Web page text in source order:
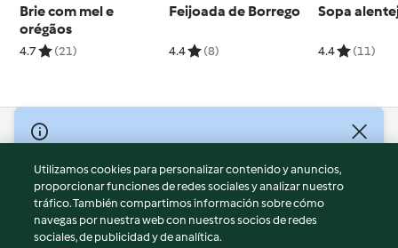
Brie com mel e
orégãos
4.7 (21)
Feijoada de Borrego
4.4 (8)
Sopa
4.4 (11)
© Copyright 2026
Términos de uso
Política de privacidad
Aviso legal
Información legal
Utilizamos cookies para personalizar contenido y anuncios,
proporcionar funciones de redes sociales y analizar nuestro
tráfico. También compartimos información sobre cómo
navegas por nuestra web con nuestros socios de redes
sociales, de publicidad y de analítica.